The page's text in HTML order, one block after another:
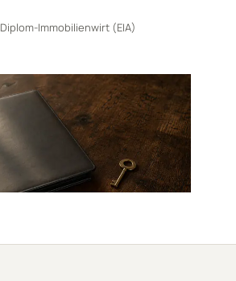
Diplom-Immobilienwirt (EIA)